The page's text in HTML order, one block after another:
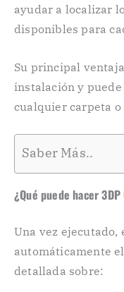
ayudar a localizar
disponibles para
Su principal
instalación y
cualquier carpeta
Saber Más..
¿Qué puede hacer 3DP
Una vez ejecutado,
automáticamente
detallada sobre: